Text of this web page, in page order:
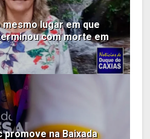
mesmo lugar em que
com morte em
promove na Baixada